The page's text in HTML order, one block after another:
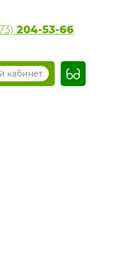
204-53-66
кабинет